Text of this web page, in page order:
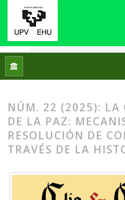
Inicio Núm. 22
NÚM. 22 (2025): LA
DE LA PAZ:
RESOLUCIÓN DE
TRAVÉS DE LA